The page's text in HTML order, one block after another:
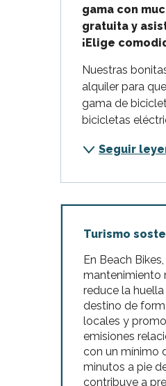
gama con
gratuita y
¡Elige
Nuestras
alquiler para
gama de
bicicletas
Seguir
Turismo
En Beach
mantenimiento
reduce la
destino de
locales y
emisiones
con un mínimo
minutos a pie
contribuye a